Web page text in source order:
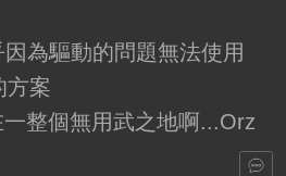
為驅動的問題無法使用
方案
整個無用武之地啊...Orz